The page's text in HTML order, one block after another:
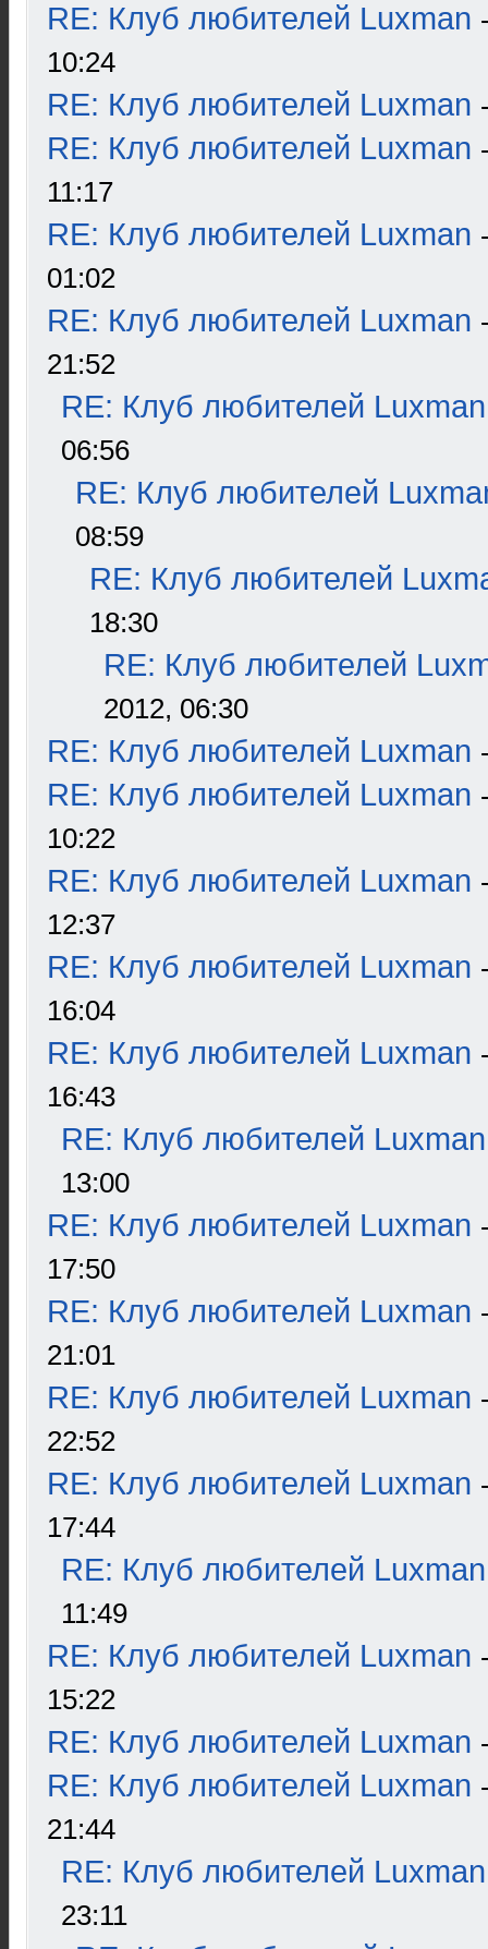
RE: Клуб любителей Luxman
10:24
RE: Клуб любителей Luxman
RE: Клуб любителей Luxman
11:17
RE: Клуб любителей Luxman
01:02
RE: Клуб любителей Luxman
21:52
RE: Клуб любителей Luxman
06:56
RE: Клуб любителей
08:59
RE: Клуб любителей
18:30
RE: Клуб любителей
2012, 06:30
RE: Клуб любителей Luxman
RE: Клуб любителей Luxman
10:22
RE: Клуб любителей Luxman
12:37
RE: Клуб любителей Luxman
16:04
RE: Клуб любителей Luxman
16:43
RE: Клуб любителей Luxman
13:00
RE: Клуб любителей Luxman
17:50
RE: Клуб любителей Luxman
21:01
RE: Клуб любителей Luxman
22:52
RE: Клуб любителей Luxman
17:44
RE: Клуб любителей Luxman
11:49
RE: Клуб любителей Luxman
15:22
RE: Клуб любителей Luxman
RE: Клуб любителей Luxman
21:44
RE: Клуб любителей Luxman
23:11